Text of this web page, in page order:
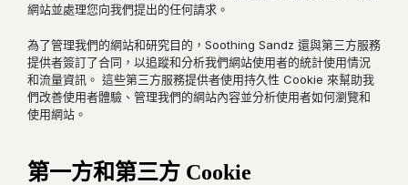
網站並處理您向我們提出的任何請求。
為了管理我們的網站和研究目的，Soothing Sandz 還與第三方服務
提供者簽訂了合同，以追蹤和分析我們網站使用者的統計使用情況
和流量資訊。 這些第三方服務提供者使用持久性 Cookie 來幫助我
們改善使用者體驗、管理我們的網站內容並分析使用者如何瀏覽和
使用網站。
第一方和第三方 Cookie